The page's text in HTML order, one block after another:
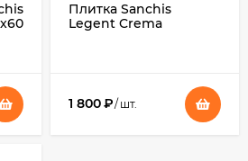
Плитка Sanchis
Legent Crema
1 800₽/ шт.